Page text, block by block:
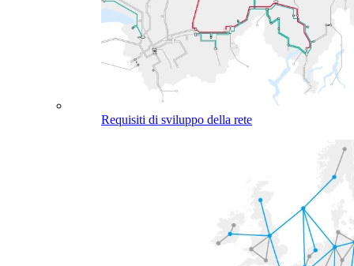
Requisiti di sviluppo della rete